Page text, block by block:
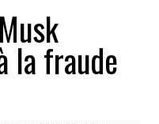
la fraude